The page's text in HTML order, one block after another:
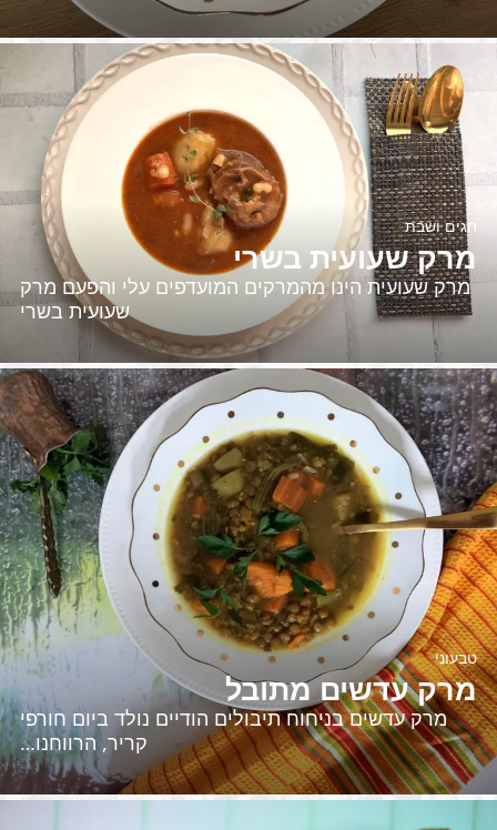
מרק שעועית בשרי
חגים ושבת
מרק שעועית הינו מהמרקים המועדפים עלי והפעם מרק
שעועית בשרי
מרק עדשים מתובל
טבעוני
מרק עדשים בניחוח תיבולים הודיים נולד ביום חורפי
קריר, הרווחנו…